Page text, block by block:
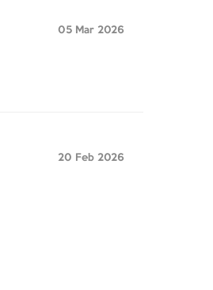
05 Mar 2026
20 Feb 2026